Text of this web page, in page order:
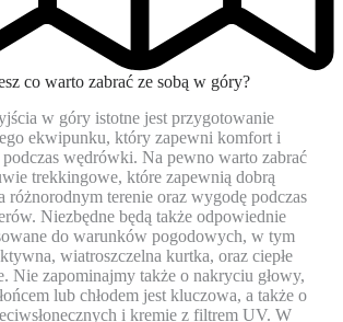
co warto zabrać ze sobą w góry?
w góry istotne jest przygotowanie
ekwipunku, który zapewni komfort i
podczas wędrówki. Na pewno warto zabrać
trekkingowe, które zapewnią dobrą
różnorodnym terenie oraz wygodę podczas
Niezbędne będą także odpowiednie
do warunków pogodowych, w tym
wiatroszczelna kurtka, oraz ciepłe
Nie zapominajmy także o nakryciu głowy,
lub chłodem jest kluczowa, a także o
i kremie z filtrem UV. W